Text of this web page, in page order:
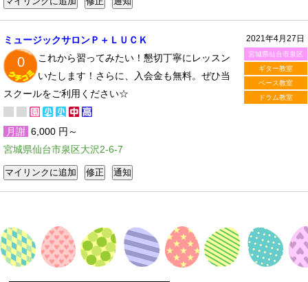
2021年4月27日
宮城県仙台市泉区
ギター教室
ベース教室
ドラム教室
ミュージックサロンＰ＋ＬＵＣＫ
0
これから習ってみたい！懇切丁寧にレッスン
いたします！さらに、入会金も無料。ぜひ当
スクールをご利用ください☆
月謝 6,000 円～
宮城県仙台市泉区大沢2-6-7